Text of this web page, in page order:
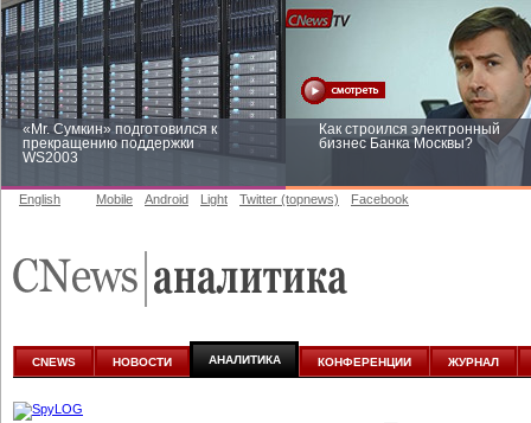
«Mr. Сумкин» подготовился к
прекращению поддержки
WS2003
Как строился электронный
бизнес Банка Москвы?
аналитике
English Mobile Android Light Twitter (topnews) Facebook
CNEWS НОВОСТИ АНАЛИТИКА КОНФЕРЕНЦИИ ЖУРНАЛ